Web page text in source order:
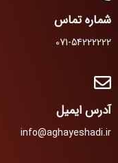
شماره تماس
071-54222222
آدرس ایمیل
info@aghayeshadi.ir